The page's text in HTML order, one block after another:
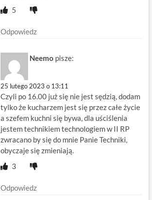
5
Odpowiedz
Neemo pisze:
25 lutego 2023 o 13:11
Czyli po 16.00 już się nie jest sędzią, dodam
tylko że kucharzem jest się przez całe życie
a szefem kuchni się bywa, dla uściślenia
jestem technikiem technologiem w II RP
zwracano by się do mnie Panie Techniki,
obyczaje się zmieniają.
3
Odpowiedz